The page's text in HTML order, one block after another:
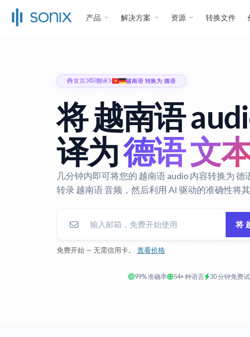
产品 解决方案 资源 转换文件
首页 翻译 越南语 转换为 德语
将 越南语
译为德语 文
几分钟内即可将您的 越南语 audio 内容转换为 德
转录 越南语 音频，然后利用 AI 驱动的准确性将其
将
免费开始 — 无需信用卡。 查看价格
99% 准确率 54+ 种语言 30 分钟免费